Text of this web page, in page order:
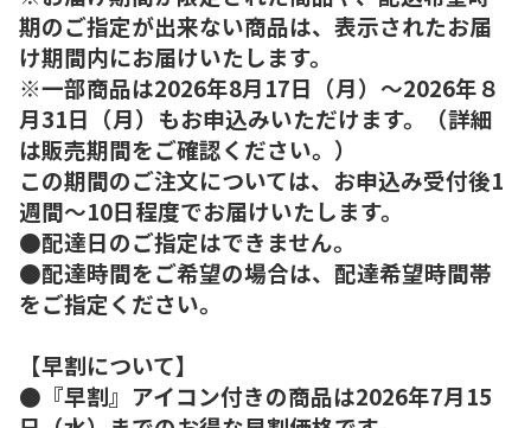
期のご指定が出来ない商品は、表示されたお届
け期間内にお届けいたします。
※一部商品は2026年8月17日（月）～2026年８
月31日（月）もお申込みいただけます。（詳細
は販売期間をご確認ください。）
この期間のご注文については、お申込み受付後1
週間～10日程度でお届けいたします。
●配達日のご指定はできません。
●配達時間をご希望の場合は、配達希望時間帯
をご指定ください。
【早割について】
●『早割』アイコン付きの商品は2026年7月15